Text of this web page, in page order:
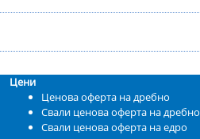
Цени
Ценова оферта на дребно
Свали ценова оферта на дребно
Свали ценова оферта на едро